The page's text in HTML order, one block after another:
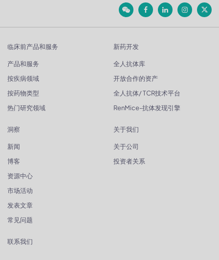
临床前产品和服务
产品和服务
按疾病领域
按药物类型
热门研究领域
新药开发
全人抗体库
开放合作的资产
全人抗体/ TCR技术平台
RenMice-抗体发现引擎
洞察
新闻
博客
资源中心
市场活动
发表文章
常见问题
关于我们
关于公司
投资者关系
联系我们